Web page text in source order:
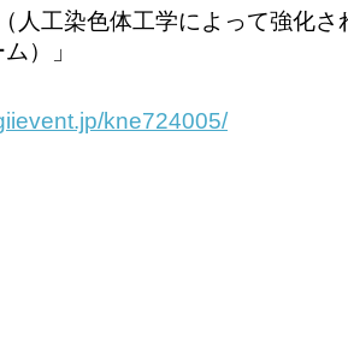
（ 人工染色体工学によって強化
）
」
kne724005/